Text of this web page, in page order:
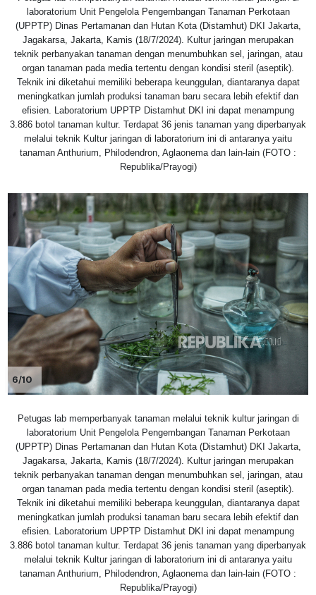
laboratorium Unit Pengelola Pengembangan Tanaman Perkotaan
(UPPTP) Dinas Pertamanan dan Hutan Kota (Distamhut) DKI Jakarta,
Jagakarsa, Jakarta, Kamis (18/7/2024). Kultur jaringan merupakan
teknik perbanyakan tanaman dengan menumbuhkan sel, jaringan, atau
organ tanaman pada media tertentu dengan kondisi steril (aseptik).
Teknik ini diketahui memiliki beberapa keunggulan, diantaranya dapat
meningkatkan jumlah produksi tanaman baru secara lebih efektif dan
efisien. Laboratorium UPPTP Distamhut DKI ini dapat menampung
3.886 botol tanaman kultur. Terdapat 36 jenis tanaman yang diperbanyak
melalui teknik Kultur jaringan di laboratorium ini di antaranya yaitu
tanaman Anthurium, Philodendron, Aglaonema dan lain-lain (FOTO :
Republika/Prayogi)
6/10
Petugas lab memperbanyak tanaman melalui teknik kultur jaringan di
laboratorium Unit Pengelola Pengembangan Tanaman Perkotaan
(UPPTP) Dinas Pertamanan dan Hutan Kota (Distamhut) DKI Jakarta,
Jagakarsa, Jakarta, Kamis (18/7/2024). Kultur jaringan merupakan
teknik perbanyakan tanaman dengan menumbuhkan sel, jaringan, atau
organ tanaman pada media tertentu dengan kondisi steril (aseptik).
Teknik ini diketahui memiliki beberapa keunggulan, diantaranya dapat
meningkatkan jumlah produksi tanaman baru secara lebih efektif dan
efisien. Laboratorium UPPTP Distamhut DKI ini dapat menampung
3.886 botol tanaman kultur. Terdapat 36 jenis tanaman yang diperbanyak
melalui teknik Kultur jaringan di laboratorium ini di antaranya yaitu
tanaman Anthurium, Philodendron, Aglaonema dan lain-lain (FOTO :
Republika/Prayogi)